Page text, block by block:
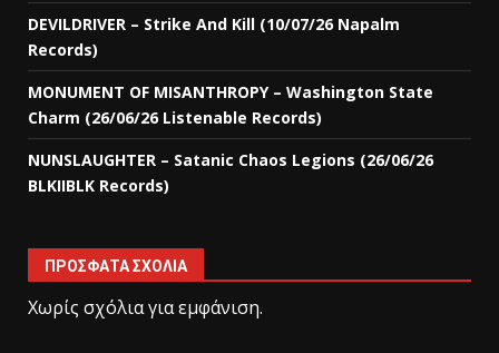
DEVILDRIVER – Strike And Kill (10/07/26 Napalm
Records)
MONUMENT OF MISANTHROPY – Washington State
Charm (26/06/26 Listenable Records)
NUNSLAUGHTER – Satanic Chaos Legions (26/06/26
BLKIIBLK Records)
ΠΡΌΣΦΑΤΑ ΣΧΌΛΙΑ
Χωρίς σχόλια για εμφάνιση.